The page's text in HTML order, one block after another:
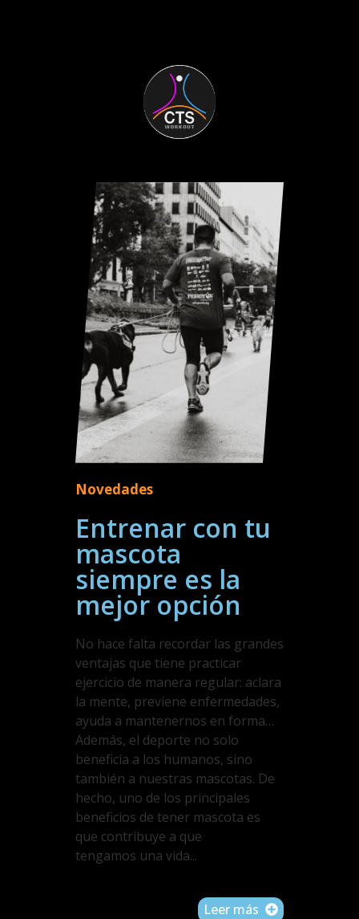
Novedades
Entrenar con tu
mascota
siempre es la
mejor opción
No hace falta recordar las grandes
ventajas que tiene practicar
ejercicio de manera regular: aclara
la mente, previene enfermedades,
ayuda a mantenernos en forma…
Además, el deporte no solo
beneficia a los humanos, sino
también a nuestras mascotas. De
hecho, uno de los principales
beneficios de tener mascota es
que contribuye a que
tengamos una vida...
Leer más